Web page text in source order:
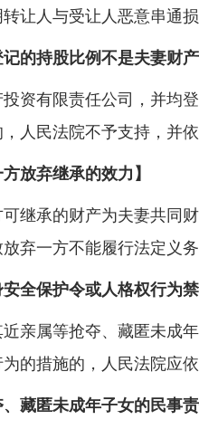
让人与受让人恶意串通
的持股比例不是夫妻财
有限责任公司，并均登
人民法院不予支持，并
放弃继承的效力】
承的财产为夫妻共同财
弃一方不能履行法定义
全保护令或人格权行为
属等抢夺、藏匿未成年
的措施的，人民法院应
藏匿未成年子女的民事